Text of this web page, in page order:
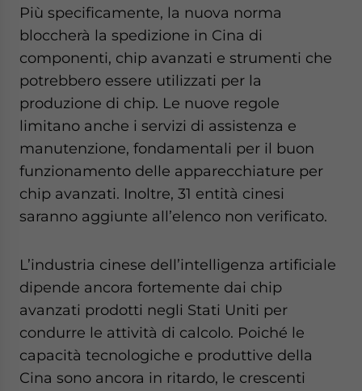
Più specificamente, la nuova norma
bloccherà la spedizione in Cina di
componenti, chip avanzati e strumenti che
potrebbero essere utilizzati per la
produzione di chip. Le nuove regole
limitano anche i servizi di assistenza e
manutenzione, fondamentali per il buon
funzionamento delle apparecchiature per
chip avanzati. Inoltre, 31 entità cinesi
saranno aggiunte all’elenco non verificato.
L’industria cinese dell’intelligenza artificiale
dipende ancora fortemente dai chip
avanzati prodotti negli Stati Uniti per
condurre le attività di calcolo. Poiché le
capacità tecnologiche e produttive della
Cina sono ancora in ritardo, le crescenti